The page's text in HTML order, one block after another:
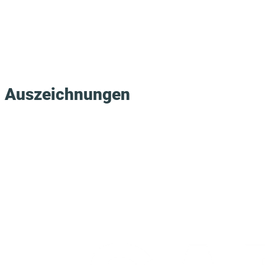
Auszeichnungen